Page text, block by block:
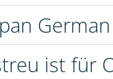
ist für